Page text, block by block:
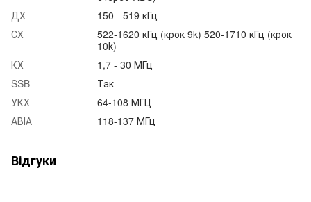
ДХ
150 - 519 кГц
СХ
522-1620 кГц (крок 9k) 520-1710 кГц (крок
10k)
КХ
1,7 - 30 МГц
SSB
Так
УКХ
64-108 МГЦ
АВІА
118-137 МГц
Відгуки